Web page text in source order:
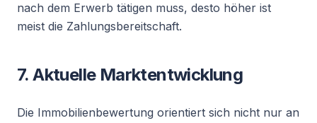
nach dem Erwerb tätigen muss, desto höher ist
meist die Zahlungsbereitschaft.
7. Aktuelle Marktentwicklung
Die Immobilienbewertung orientiert sich nicht nur an